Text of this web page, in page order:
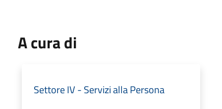
A cura di
Settore IV - Servizi alla Persona